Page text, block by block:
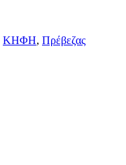
ΚΗΦΗ, Πρέβεζας